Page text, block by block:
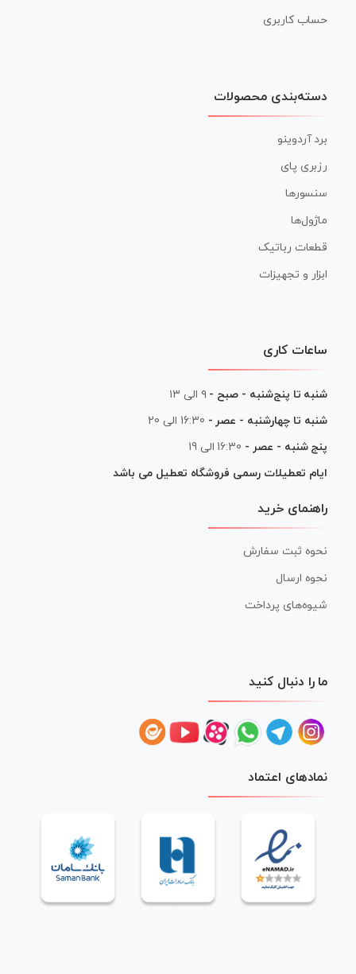
حساب کاربری
دسته‌بندی محصولات
برد آردوینو
رزبری پای
سنسورها
ماژول‌ها
قطعات رباتیک
ابزار و تجهیزات
ساعات کاری
شنبه تا پنج‌شنبه - صبح - ۹ الی ۱۳
شنبه تا چهارشنبه - عصر - 16:30 الی 20
پنج شنبه - عصر - 16:30 الی 19
ایام تعطیلات رسمی فروشگاه تعطیل می باشد
راهنمای خرید
نحوه ثبت سفارش
نحوه ارسال
شیوه‌های پرداخت
ما را دنبال کنید
نمادهای اعتماد